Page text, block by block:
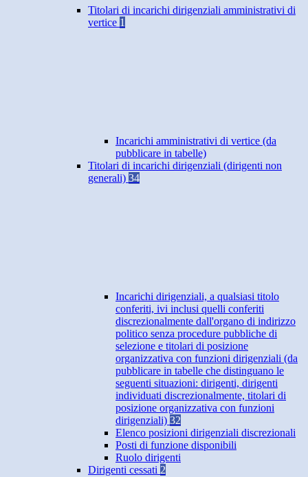
Titolari di incarichi dirigenziali amministrativi di
vertice 1
Incarichi amministrativi di vertice (da
pubblicare in tabelle)
Titolari di incarichi dirigenziali (dirigenti non
generali) 34
Incarichi dirigenziali, a qualsiasi titolo
conferiti, ivi inclusi quelli conferiti
discrezionalmente dall'organo di indirizzo
politico senza procedure pubbliche di
selezione e titolari di posizione
organizzativa con funzioni dirigenziali (da
pubblicare in tabelle che distinguano le
seguenti situazioni: dirigenti, dirigenti
individuati discrezionalmente, titolari di
posizione organizzativa con funzioni
dirigenziali) 32
Elenco posizioni dirigenziali discrezionali
Posti di funzione disponibili
Ruolo dirigenti
Dirigenti cessati 2